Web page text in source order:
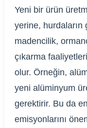
Yeni bir ürün
yerine, hurdaların
madencilik,
çıkarma
olur. Örneğin,
yeni alüminyum
gerektirir. Bu da
emisyonlarını